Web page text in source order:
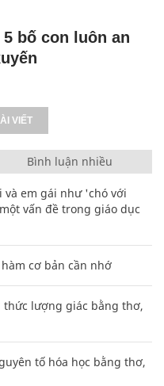
bố con luôn an
VIẾT
Bình luận nhiều
và em gái như 'chó với
vấn đề trong giáo dục
cơ bản cần nhớ
thức lượng giác bằng thơ,
tố hóa học bằng thơ,